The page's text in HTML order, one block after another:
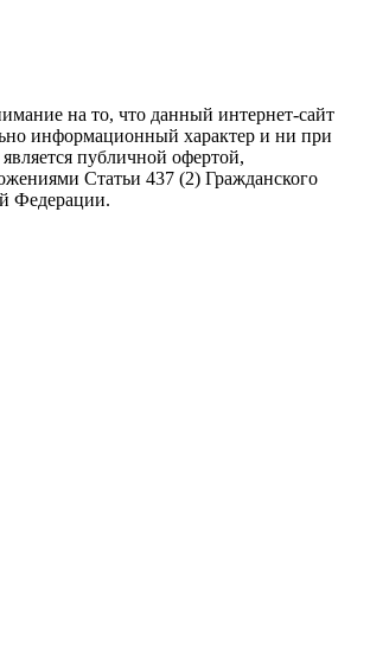
на то, что данный интернет-сайт
информационный характер и ни при
публичной офертой,
Статьи 437 (2) Гражданского
Федерации.